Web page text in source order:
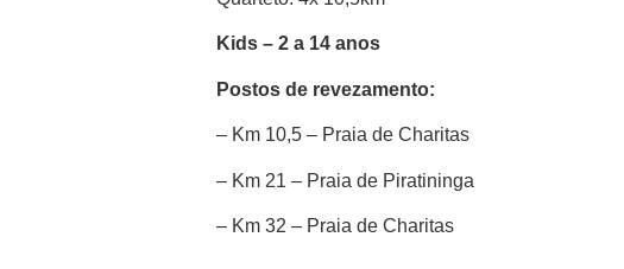
Kids – 2 a 14 anos
Postos de revezamento:
– Km 10,5 – Praia de Charitas
– Km 21 – Praia de Piratininga
– Km 32 – Praia de Charitas